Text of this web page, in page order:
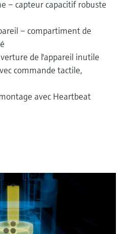
– capteur capacitif robuste
– compartiment de
de l'appareil inutile
commande tactile,
avec Heartbeat